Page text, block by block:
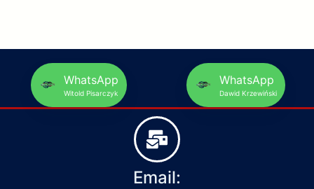
WhatsApp
Witold Pisarczyk
WhatsApp
Dawid Krzewiński
Email: